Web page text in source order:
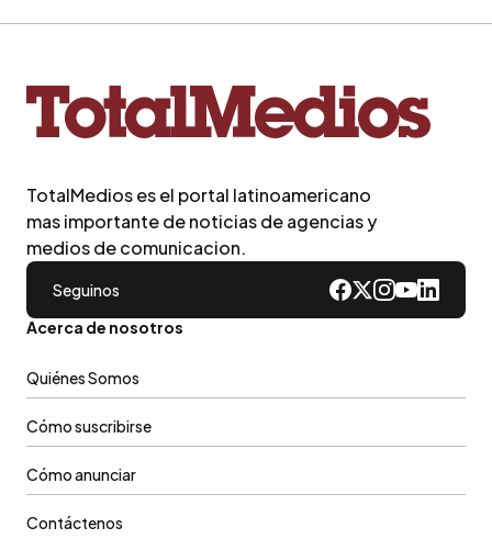
TotalMedios es el portal latinoamericano
mas importante de noticias de agencias y
medios de comunicacion.
Seguinos
Acerca de nosotros
Quiénes Somos
Cómo suscribirse
Cómo anunciar
Contáctenos